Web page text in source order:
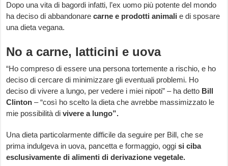
Dopo una vita di bagordi infatti, l’ex uomo più potente del mondo
ha deciso di abbandonarecarne e prodotti animali e di sposare
una dieta vegana.
No a carne, latticini e uova
“Ho compreso di essere una persona tortemente a rischio, e ho
deciso di cercare di minimizzare gli eventuali problemi. Ho
deciso di vivere a lungo, per vedere i miei nipoti” – ha detto Bill
Clinton – “così ho scelto la dieta che avrebbe massimizzato le
mie possibilità divivere a lungo”.
Una dieta particolarmente difficile da seguire per Bill, che se
prima indulgeva in uova, pancetta e formaggio, oggisi ciba
esclusivamente di alimenti di derivazione vegetale.